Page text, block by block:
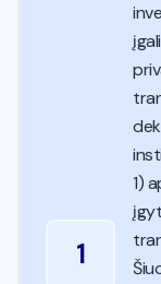
1
1)